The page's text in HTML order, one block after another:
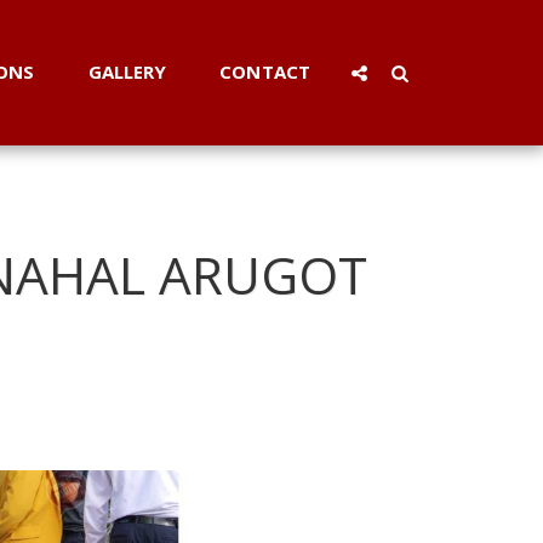
GALLERY CONTACT
ARUGOT